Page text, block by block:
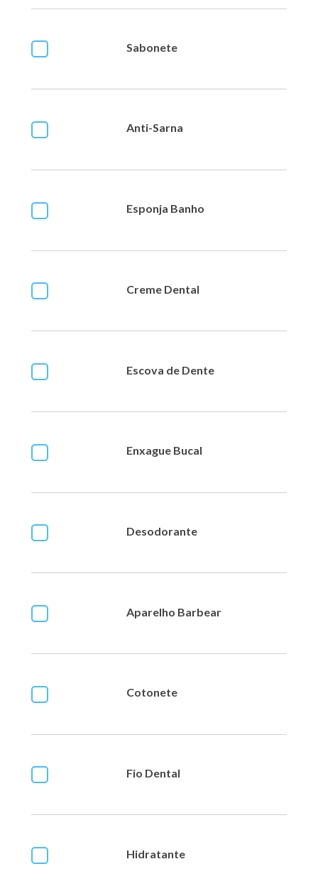
Sabonete
Anti-Sarna
Esponja Banho
Creme Dental
Escova de Dente
Enxague Bucal
Desodorante
Aparelho Barbear
Cotonete
Fio Dental
Hidratante